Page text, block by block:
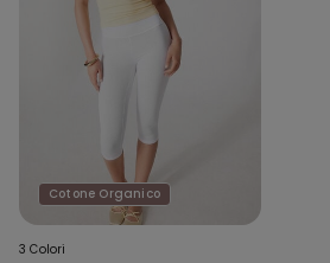
Cotone Organico
3 Colori